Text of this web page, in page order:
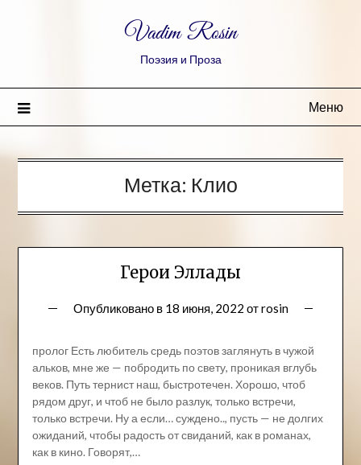
Vadim Rosin
Поэзия и Проза
Меню
Метка: Клио
Герои Эллады
Опубликовано в 18 июня, 2022 отrosin
пролог Есть любитель средь поэтов заглянуть в чужой
альков, мне же — побродить по свету, проникая вглубь
веков. Путь тернист наш, быстротечен. Хорошо, чтоб
рядом друг, и чтоб не было разлук, только встречи,
только встречи. Ну а если… суждено.., пусть — не долгих
ожиданий, чтобы радость от свиданий, как в романах,
как в кино. Говорят,…